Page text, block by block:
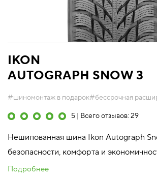
IKON
AUTOGRAPH SNOW 3
#шиномонтаж в подарок#бессрочная
5 | Всего отзывов: 29
Нешипованная шина Ikon Autograph
безопасности, комфорта и
Подробнее